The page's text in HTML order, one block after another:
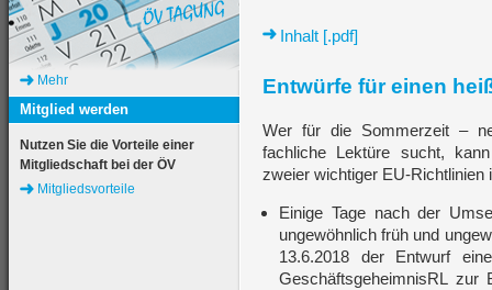
Inhalt [.pdf]
Entwürfe für einen
Wer für die Sommerzeit –
fachliche Lektüre sucht,
zweier wichtiger EU-
Einige Tage nach der
ungewöhnlich früh und
13.6.2018 der Entwurf
GeschäftsgeheimnisRL zur
Mehr
Mitglied werden
Nutzen Sie die Vorteile einer
Mitgliedschaft bei der ÖV
Mitgliedsvorteile